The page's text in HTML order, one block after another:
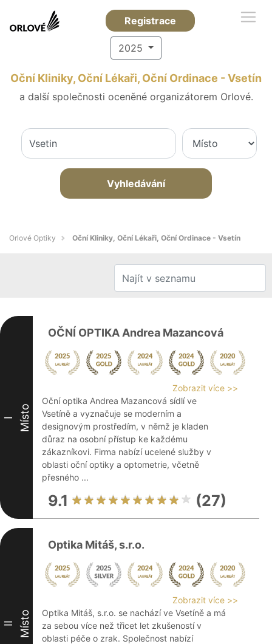
Registrace
2025
Oční Kliniky, Oční Lékaři, Oční Ordinace - Vsetín
a další společnosti oceněné organizátorem Orlové.
Vyhledávání
Orlové Optiky Oční Kliniky, Oční Lékaři, Oční Ordinace - Vsetín
I Místo
OČNÍ OPTIKA Andrea Mazancová
Zobrazit více >>
Oční optika Andrea Mazancová sídlí ve
Vsetíně a vyznačuje se moderním a
designovým prostředím, v němž je kladen
důraz na osobní přístup ke každému
zákazníkovi. Firma nabízí ucelené služby v
oblasti oční optiky a optometrie, včetně
přesného ...
9.1 (27)
II Místo
Optika Mitáš, s.r.o.
Zobrazit více >>
Optika Mitáš, s.r.o. se nachází ve Vsetíně a má
za sebou více než třicet let zkušeností v
oblasti péče o zrak. Společnost nabízí